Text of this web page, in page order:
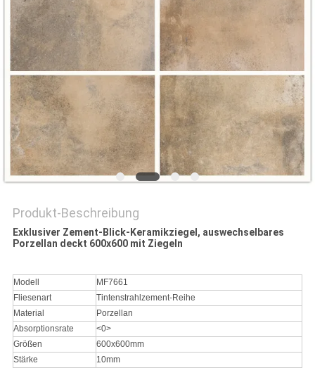
Produkt-Beschreibung
Exklusiver Zement-Blick-Keramikziegel, auswechselbares
Porzellan deckt 600x600 mit Ziegeln
Modell
MF7661
Fliesenart
Tintenstrahlzement-Reihe
Material
Porzellan
Absorptionsrate
<0>
Größen
600x600mm
Stärke
10mm